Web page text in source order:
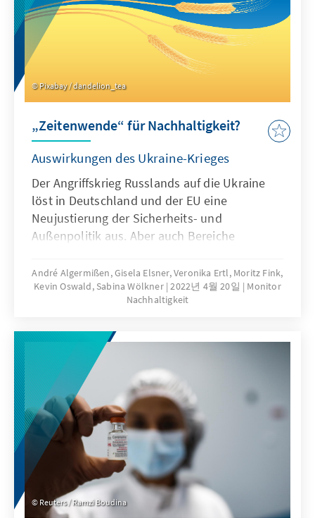
Pixabay / dandelion_tea
„Zeitenwende“ für Nachhaltigkeit?
Auswirkungen des Ukraine-Krieges
Der Angriffskrieg Russlands auf die Ukraine
löst in Deutschland und der EU eine
Neujustierung der Sicherheits- und
Außenpolitik aus. Aber auch Bereiche
Bewegung, wie Klimaschutz,
Energieversorgung, Umwelt, Landwirtschaft,
Ernährung, Globale Gesundheit oder
skizziert die Auswirkungen des Angriffskrieges
auf diese Themen und zieht ein vorläufiges
Fazit.
André Algermißen, Gisela Elsner, Veronika Ertl, Moritz Fink,
Kevin Oswald, Sabina Wölkner 2022년 4월 20일
Monitor
Nachhaltigkeit
Reuters / Ramzi Boudina